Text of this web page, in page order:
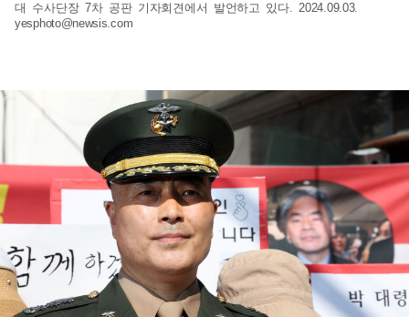
대 수사단장 7차 공판 기자회견에서 발언하고 있다. 2024.09.03.
yesphoto@newsis.com